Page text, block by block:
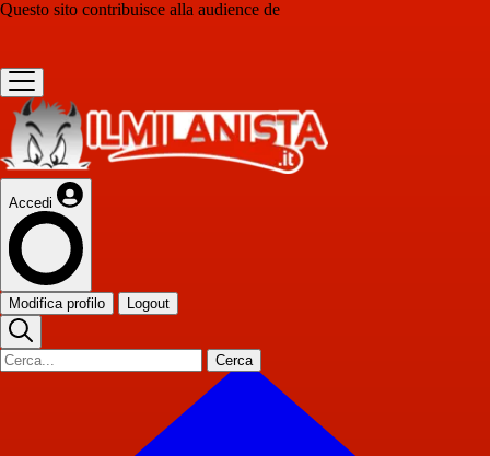
Questo sito contribuisce alla audience de
Accedi
Modifica profilo Logout
Cerca